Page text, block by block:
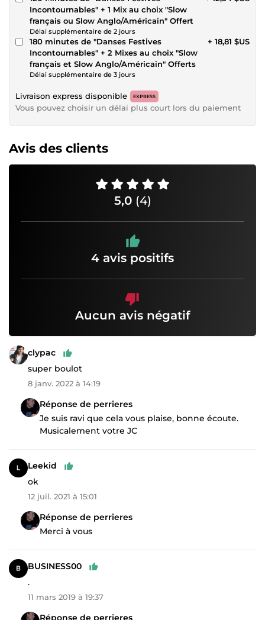
Incontournables" + 1 Mix au choix "Slow
français ou Slow Anglo/Américain" Offert
Délai supplémentaire de 2 jours
180 minutes de "Danses Festives
Incontournables" + 2 Mixes au choix "Slow
français et Slow Anglo/Américain" Offerts
Délai supplémentaire de 3 jours
+ 18,81 $US
Livraison express disponible EXPRESS
Vous pouvez choisir un délai plus court lors du paiement
Avis des clients
5,0 (4)
4 avis positifs
Aucun avis négatif
clypac
super boulot
8 janv. 2022 à 14:19
Réponse de perrieres
Je suis ravi que cela vous plaise, bonne écoute.
Musicalement votre JC
Leekid
ok
12 juil. 2021 à 15:01
Réponse de perrieres
Merci à vous
BUSINESS00
.
11 mars 2019 à 19:37
Réponse de perrieres